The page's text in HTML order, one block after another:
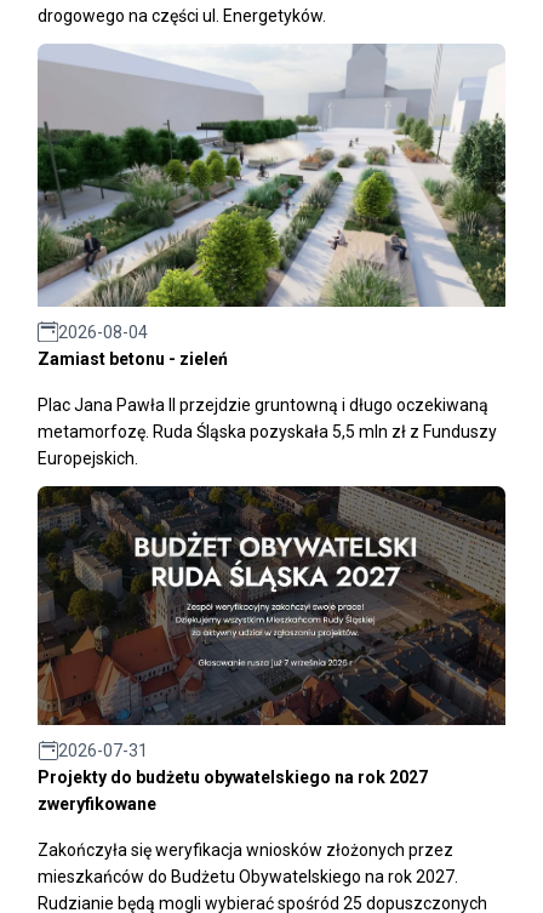
drogowego na części ul. Energetyków.
2026-08-04
Zamiast betonu - zieleń
Plac Jana Pawła II przejdzie gruntowną i długo oczekiwaną
metamorfozę. Ruda Śląska pozyskała 5,5 mln zł z Funduszy
Europejskich.
2026-07-31
Projekty do budżetu obywatelskiego na rok 2027
zweryfikowane
Zakończyła się weryfikacja wniosków złożonych przez
mieszkańców do Budżetu Obywatelskiego na rok 2027.
Rudzianie będą mogli wybierać spośród 25 dopuszczonych